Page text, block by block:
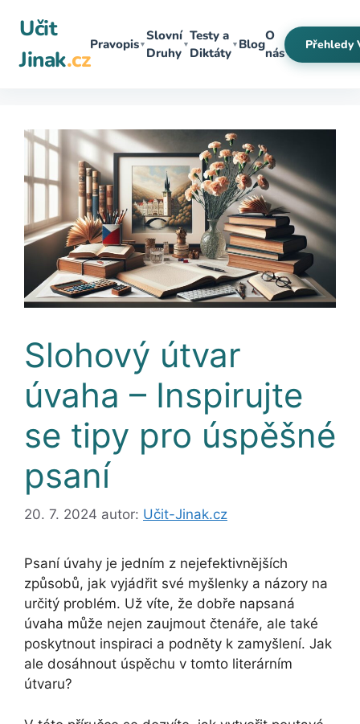
obsah
Učit
Jinak.cz
Pravopis▼
Slovní
Druhy
▼
Testy a
Diktáty
▼ Blog
O
nás
Přehledy
Slohový útvar
úvaha – Inspirujte
se tipy pro úspěšné
psaní
20. 7. 2024 autor: Učit-Jinak.cz
Psaní úvahy je jedním z nejefektivnějších
způsobů, jak vyjádřit své myšlenky a názory na
určitý problém. Už víte, že dobře napsaná
úvaha může nejen zaujmout čtenáře, ale také
poskytnout inspiraci a podněty k zamyšlení. Jak
ale dosáhnout úspěchu v tomto literárním
útvaru?